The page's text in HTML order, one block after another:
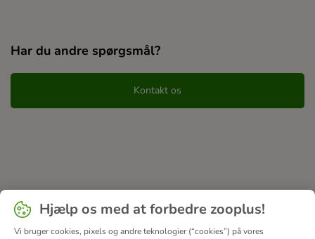
Har du andre spørgsmål?
Kontakt os
Hjælp os med at forbedre zooplus!
Vi bruger cookies, pixels og andre teknologier (“cookies”) på vores